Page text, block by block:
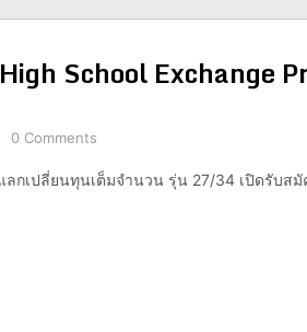
School Exchange
0 Comments
ลกเปลี่ยนทุนเต็มจำนวน รุ่น 27/34 เปิดรับส